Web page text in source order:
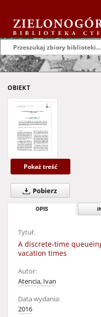
OBIEKT
Pokaż treść
Pobierz
OPIS
Tytuł:
A discrete-time
vacation times
Autor:
Atencia, Ivan
Data wydania:
2016